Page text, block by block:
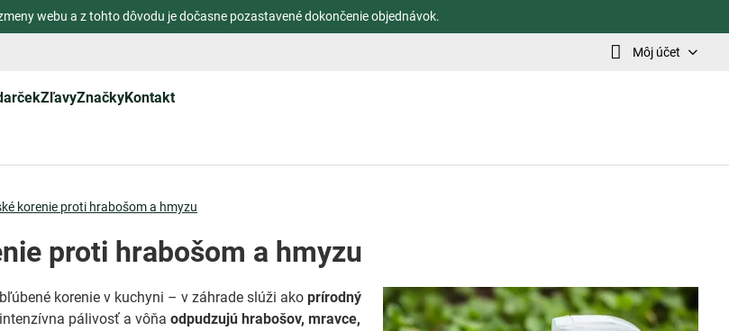
webu a z tohto dôvodu je dočasne pozastavené dokončenie objednávok.
Môj účet
ZľavyZnačkyKontakt
korenie proti hrabošom a hmyzu
proti hrabošom a hmyzu
korenie v kuchyni – v záhrade slúži akoprírodný
pálivosť a vôňaodpudzujú hrabošov, mravce,